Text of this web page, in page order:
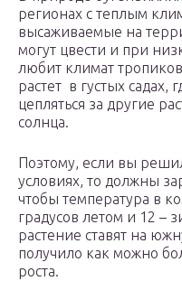
регионах с теплым
высаживаемые на
могут цвести и при
любит климат
растет в густых садах,
цепляться за другие
солнца.
Поэтому, если вы
условиях, то должны
чтобы температура в
градусов летом и 12 –
растение ставят на
получило как можно
роста.